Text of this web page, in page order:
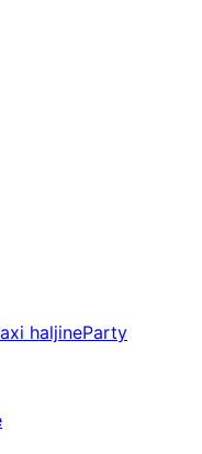
haljineParty